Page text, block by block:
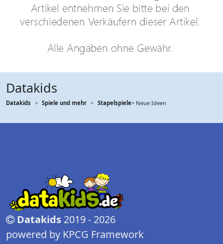
Datakids
Datakids Spiele und mehr Stapelspiele> Neue Ideen
Datakids 2019 - 2026
powered by KPCG Framework